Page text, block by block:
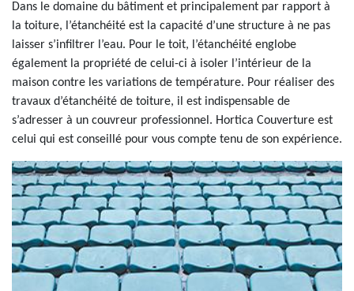
Dans le domaine du bâtiment et principalement par rapport à
la toiture, l’étanchéité est la capacité d’une structure à ne pas
laisser s’infiltrer l’eau. Pour le toit, l’étanchéité englobe
également la propriété de celui-ci à isoler l’intérieur de la
maison contre les variations de température. Pour réaliser des
travaux d’étanchéité de toiture, il est indispensable de
s’adresser à un couvreur professionnel. Hortica Couverture est
celui qui est conseillé pour vous compte tenu de son expérience.